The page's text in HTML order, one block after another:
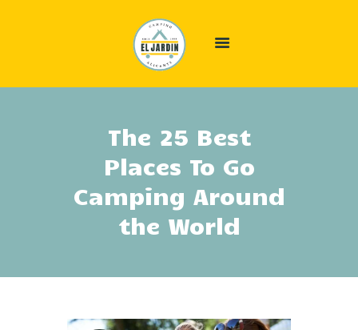
The 25 Best
Places To Go
Camping Around
the World
INICIO
ALÓJATE
ÁREA CAMPER
EL CAMPING
OFERTAS